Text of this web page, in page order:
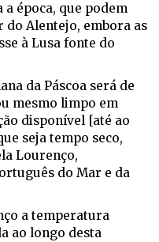
época, que podem
Alentejo, embora as
à Lusa fonte do
da Páscoa será de
mesmo limpo em
disponível [até ao
seja tempo seco,
Lourenço,
do Mar e da
a temperatura
ao longo desta